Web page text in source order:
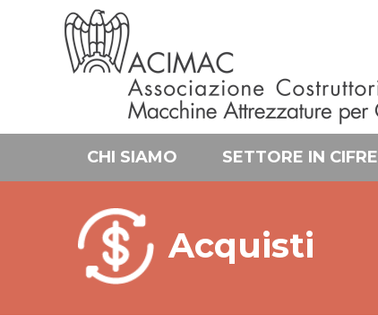
CHI SIAMO SETTORE IN CIFRE
Acquisti